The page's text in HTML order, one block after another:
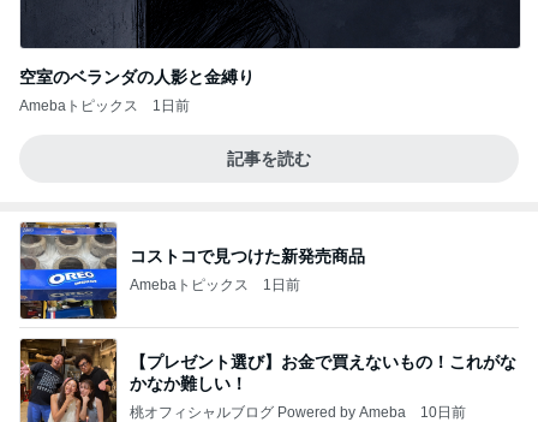
空室のベランダの人影と金縛り
Amebaトピックス 1日前
記事を読む
コストコで見つけた新発売商品
Amebaトピックス 1日前
【プレゼント選び】お金で買えないもの！これがな
かなか難しい！
桃オフィシャルブログ Powered by Ameba 10日前